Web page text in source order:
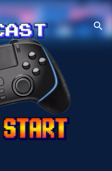
zawartości